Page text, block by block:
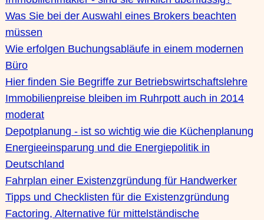
Was Sie bei der Auswahl eines Brokers beachten
müssen
Wie erfolgen Buchungsabläufe in einem modernen
Büro
Hier finden Sie Begriffe zur Betriebswirtschaftslehre
Immobilienpreise bleiben im Ruhrpott auch in 2014
moderat
Depotplanung - ist so wichtig wie die Küchenplanung
Energieeinsparung und die Energiepolitik in
Deutschland
Fahrplan einer Existenzgründung für Handwerker
Tipps und Checklisten für die Existenzgründung
Factoring, Alternative für mittelständische